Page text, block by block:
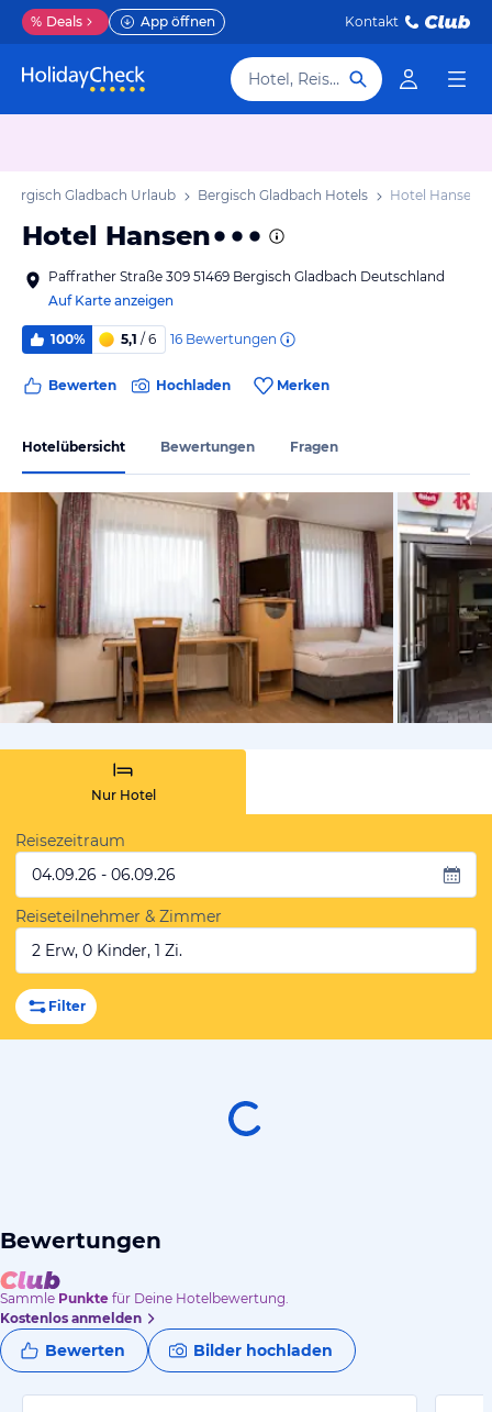
% Deals App öffnen Kontakt
Hotel, Reiseziel
Bergisch Gladbach Urlaub Bergisch Gladbach Hotels Hotel Hansen
Hotel Hansen
Paffrather Straße 309 51469 Bergisch Gladbach Deutschland
Auf Karte anzeigen
100% 5,1 / 6 16 Bewertungen
Bewerten Hochladen Merken
Hotelübersicht Bewertungen Fragen
von
Nur Hotel
Reisezeitraum
04.09.26 - 06.09.26
Reiseteilnehmer & Zimmer
2 Erw, 0 Kinder, 1 Zi.
Filter
Bewertungen
Sammle Punkte für Deine Hotelbewertung.
Kostenlos anmelden
Bewerten Bilder hochladen